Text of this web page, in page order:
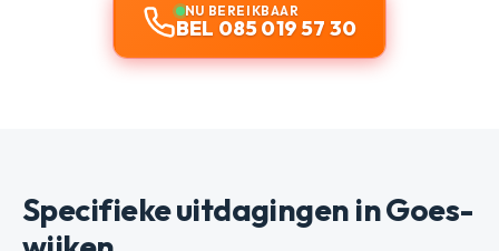
NU BEREIKBAAR
BEL 085 019 57 30
Specifieke uitdagingen in Goes-